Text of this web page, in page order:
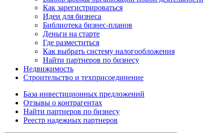
Как зарегистрироваться
Идеи для бизнеса
Библиотека бизнес-планов
Деньги на старте
Где разместиться
Как выбрать систему налогообложения
Найти партнеров по бизнесу
Недвижимость
Строительство и техприсоединение
База инвестиционных предложений
Отзывы о контрагентах
Найти партнеров по бизнесу
Реестр надежных партнеров